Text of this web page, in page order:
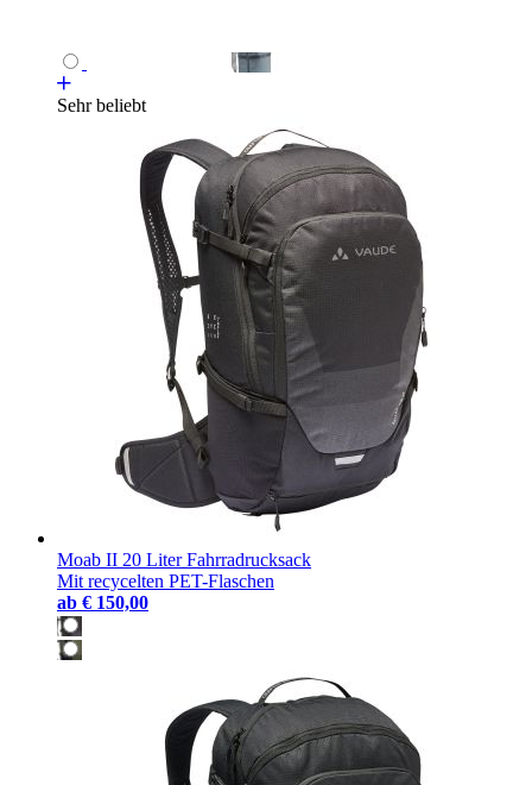
Sehr beliebt
Moab II 20 Liter Fahrradrucksack
Mit recycelten PET-Flaschen
ab € 150,00